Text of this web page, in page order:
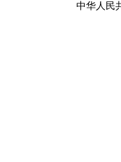
中华人民